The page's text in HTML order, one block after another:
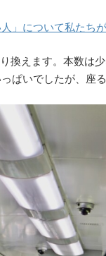
」について私たち
換えます。本数は
ぱいでしたが、座